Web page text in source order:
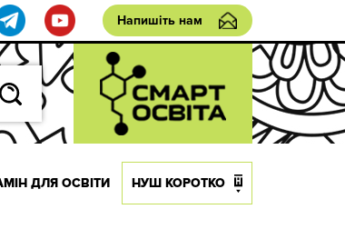
Напишіть нам
ДЛЯ ОСВІТИ НУШ КОРОТКО